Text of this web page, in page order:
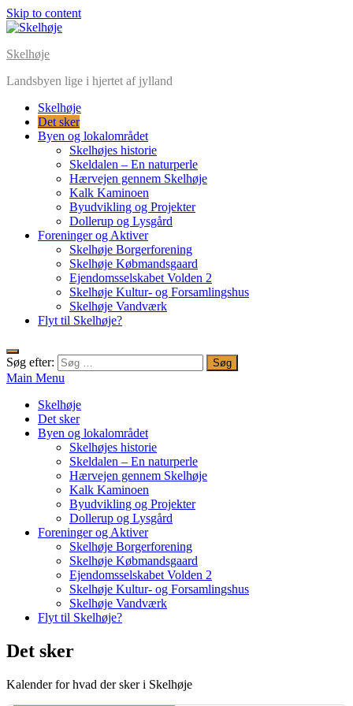
Skip to content
Skelhøje
Landsbyen lige i hjertet af jylland
Skelhøje
Det sker
Byen og lokalområdet
Skelhøjes historie
Skeldalen – En naturperle
Hærvejen gennem Skelhøje
Kalk Kaminoen
Byudvikling og Projekter
Dollerup og Lysgård
Foreninger og Aktiver
Skelhøje Borgerforening
Skelhøje Købmandsgaard
Ejendomsselskabet Volden 2
Skelhøje Kultur- og Forsamlingshus
Skelhøje Vandværk
Flyt til Skelhøje?
Søg efter:
Main Menu
Skelhøje
Det sker
Byen og lokalområdet
Skelhøjes historie
Skeldalen – En naturperle
Hærvejen gennem Skelhøje
Kalk Kaminoen
Byudvikling og Projekter
Dollerup og Lysgård
Foreninger og Aktiver
Skelhøje Borgerforening
Skelhøje Købmandsgaard
Ejendomsselskabet Volden 2
Skelhøje Kultur- og Forsamlingshus
Skelhøje Vandværk
Flyt til Skelhøje?
Det sker
Kalender for hvad der sker i Skelhøje